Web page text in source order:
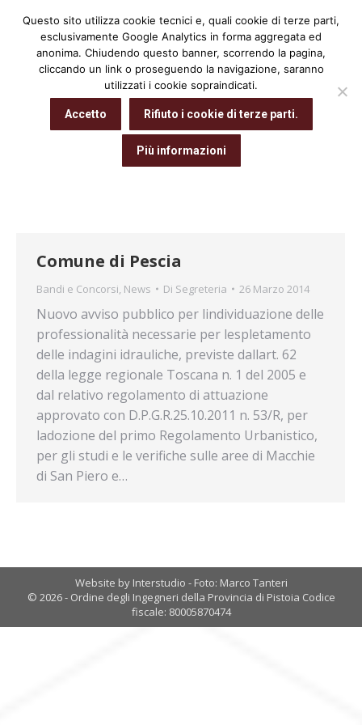
Cerca:
Archivio giornaliero:26 Marzo 2014
Tu sei qui:
Home 2014 Marzo 26
Comune di Pescia
Bandi e Concorsi, News Di Segreteria 26 Marzo 2014
Nuovo avviso pubblico per lindividuazione delle
professionalità necessarie per lespletamento
delle indagini idrauliche, previste dallart. 62
della legge regionale Toscana n. 1 del 2005 e
dal relativo regolamento di attuazione
approvato con D.P.G.R.25.10.2011 n. 53/R, per
ladozione del primo Regolamento Urbanistico,
per gli studi e le verifiche sulle aree di Macchie
di San Piero e…
Website by Interstudio - Foto: Marco Tanteri
© 2026 - Ordine degli Ingegneri della Provincia di Pistoia Codice
fiscale: 80005870474
Questo sito utilizza cookie tecnici e, quali cookie di terze parti,
esclusivamente Google Analytics in forma aggregata ed
anonima. Chiudendo questo banner, scorrendo la pagina,
cliccando un link o proseguendo la navigazione, saranno
utilizzati i cookie sopraindicati.
Accetto Rifiuto i cookie di terze parti.
Più informazioni